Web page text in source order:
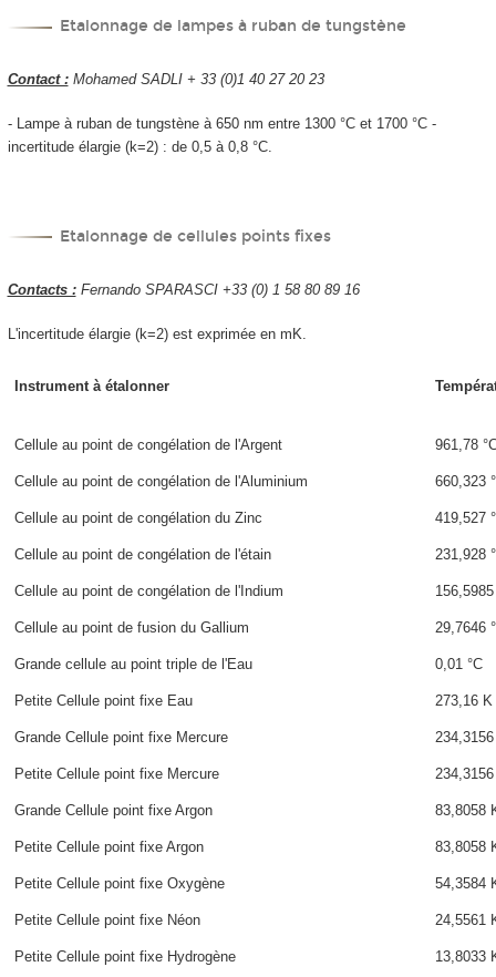
Etalonnage de lampes à ruban de tungstène
Contact :Mohamed SADLI + 33 (0)1 40 27 20 23
- Lampe à ruban de tungstène à 650 nm entre 1300 °C et 1700 °C -
incertitude élargie (k=2) : de 0,5 à 0,8 °C.
Etalonnage de cellules points fixes
Contacts :Fernando SPARASCI +33 (0) 1 58 80 89 16
L'incertitude élargie (k=2) est exprimée en mK.
Instrument à étalonner
Cellule au point de congélation de l'Argent 961,78
Cellule au point de congélation de l'Aluminium 660,323
Cellule au point de congélation du Zinc 419,527
Cellule au point de congélation de l'étain 231,928
Cellule au point de congélation de l'Indium 156,5985
Cellule au point de fusion du Gallium 29,7646
Grande cellule au point triple de l'Eau 0,01 °C
Petite Cellule point fixe Eau 273,16 K
Grande Cellule point fixe Mercure
Petite Cellule point fixe Mercure
Grande Cellule point fixe Argon 83,8058
Petite Cellule point fixe Argon 83,8058
Petite Cellule point fixe Oxygène 54,3584
Petite Cellule point fixe Néon 24,5561
Petite Cellule point fixe Hydrogène 13,8033